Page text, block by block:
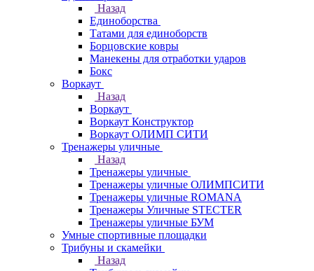
Назад
Единоборства
Татами для единоборств
Борцовские ковры
Манекены для отработки ударов
Бокс
Воркаут
Назад
Воркаут
Воркаут Конструктор
Воркаут ОЛИМП СИТИ
Тренажеры уличные
Назад
Тренажеры уличные
Тренажеры уличные ОЛИМПСИТИ
Тренажеры уличные ROMANA
Тренажеры Уличные STECTER
Тренажеры уличные БУМ
Умные спортивные площадки
Трибуны и скамейки
Назад